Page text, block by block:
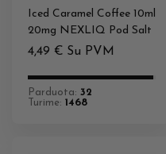
Iced Caramel Coffee 10ml
20mg NEXLIQ Pod Salt
4,49 € Su PVM
Parduota: 32
Turime: 1468